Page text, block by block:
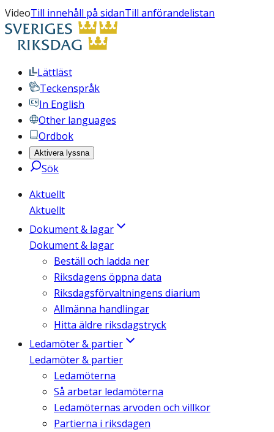
VideoTill innehåll på sidanTill anförandelistan
Lättläst
Teckenspråk
In English
Other languages
Ordbok
Aktivera lyssna
Sök
Aktuellt
Aktuellt
Dokument & lagar
Dokument & lagar
Beställ och ladda ner
Riksdagens öppna data
Riksdagsförvaltningens diarium
Allmänna handlingar
Hitta äldre riksdagstryck
Ledamöter & partier
Ledamöter & partier
Ledamöterna
Så arbetar ledamöterna
Ledamöternas arvoden och villkor
Partierna i riksdagen